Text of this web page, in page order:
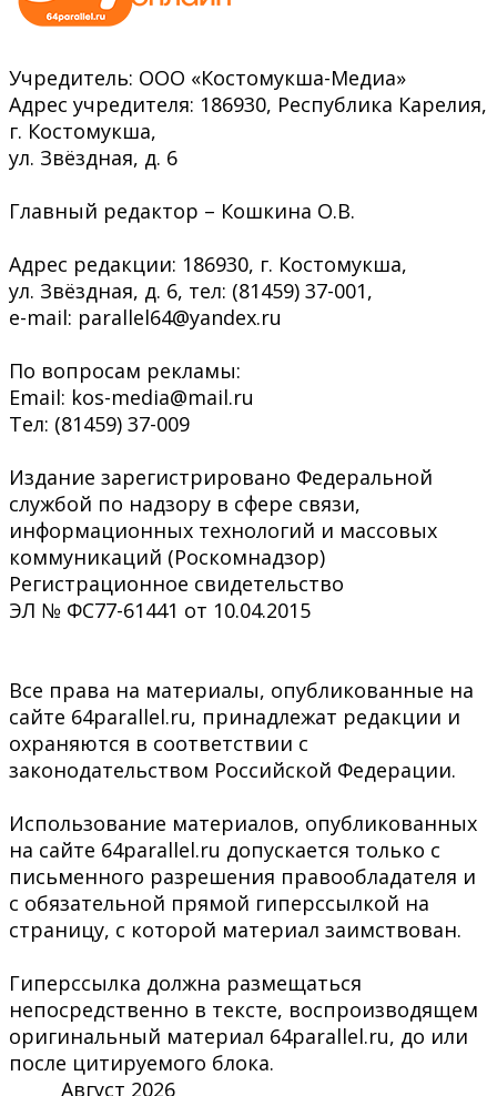
Учредитель: ООО «Костомукша-Медиа»
Адрес учредителя: 186930, Республика Карелия,
г. Костомукша,
ул. Звёздная, д. 6
Главный редактор – Кошкина О.В.
Адрес редакции: 186930, г. Костомукша,
ул. Звёздная, д. 6, тел: (81459) 37-001,
e-mail: parallel64@yandex.ru
По вопросам рекламы:
Email: kos-media@mail.ru
Тел: (81459) 37-009
Издание зарегистрировано Федеральной
службой по надзору в сфере связи,
информационных технологий и массовых
коммуникаций (Роскомнадзор)
Регистрационное свидетельство
ЭЛ № ФС77-61441 от 10.04.2015
Все права на материалы, опубликованные на
сайте 64parallel.ru, принадлежат редакции и
охраняются в соответствии с
законодательством Российской Федерации.
Использование материалов, опубликованных
на сайте 64parallel.ru допускается только с
письменного разрешения правообладателя и
с обязательной прямой гиперссылкой на
страницу, с которой материал заимствован.
Гиперссылка должна размещаться
непосредственно в тексте, воспроизводящем
оригинальный материал 64parallel.ru, до или
после цитируемого блока.
Август 2026